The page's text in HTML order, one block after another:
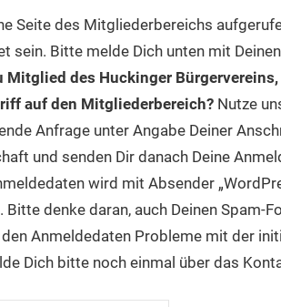
Seite des Mitgliederbereichs
sein. Bitte melde Dich unten mit
Mitglied des Huckinger
auf den Mitgliederbereich?Nutze
Anfrage unter Angabe Deiner
und senden Dir danach Deine
wird mit Absender
Bitte denke daran, auch Deinen Spam-
Anmeldedaten Probleme mit der
Dich bitte noch einmal über das